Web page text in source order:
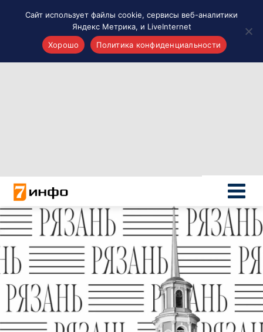
Новости России
Политика
Новости мира
Все материалы 7инфо
ПОИСК ПО САЙТУ
Сайт использует файлы cookie, сервисы веб-аналитики
Яндекс Метрика, и LiveInternet
Хорошо
Политика конфиденциальности